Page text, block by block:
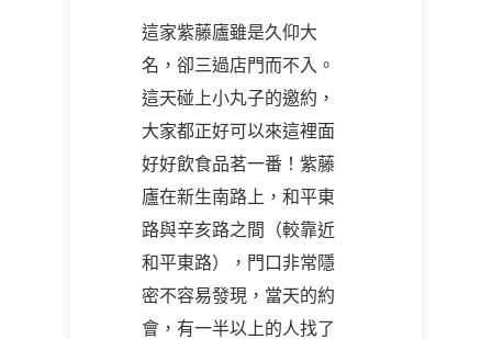
這家紫藤廬雖是久仰大
名，卻三過店門而不入。
這天碰上小丸子的邀約，
大家都正好可以來這裡面
好好飲食品茗一番！紫藤
廬在新生南路上，和平東
路與辛亥路之間（較靠近
和平東路），門口非常隱
密不容易發現，當天的約
會，有一半以上的人找了